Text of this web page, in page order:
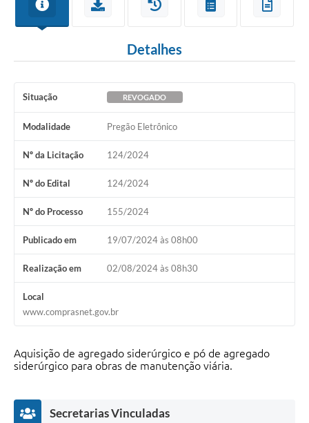
Detalhes
Situação REVOGADO
Modalidade Pregão Eletrônico
Nº da Licitação 124/2024
Nº do Edital 124/2024
Nº do Processo 155/2024
Publicado em 19/07/2024 às 08h00
Realização em 02/08/2024 às 08h30
Local
www.comprasnet.gov.br
Aquisição de agregado siderúrgico e pó de agregado
siderúrgico para obras de manutenção viária.
Secretarias Vinculadas